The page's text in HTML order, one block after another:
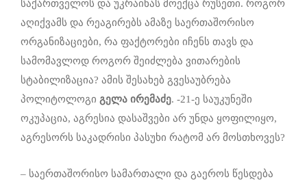
საქართველოს და უკრაინას მოექცა რუსეთი. როგორ
აღიქვამს და რეაგირებს ამაზე საერთაშორისო
ორგანიზაციები, რა ფაქტორები იჩენს თავს და
სამომავლოდ როგორ შეიძლება ვითარების
სტაბილიზაცია? ამის შესახებ გვესაუბრება
პოლიტოლოგი გელა ირემაძე. -21-ე საუკუნეში
ოკუპაცია, აგრესია დასაშვები არ უნდა ყოფილიყო,
აგრესორს საკადრისი პასუხი რატომ არ მოსთხოვეს?
– საერთაშორისო სამართალი და გაეროს წესდება